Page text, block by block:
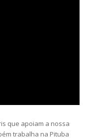
que apoiam a nossa
trabalha na Pituba